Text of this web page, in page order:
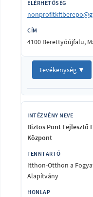
4100 Berettyóújfalu,
Tevékenység ▼
Biztos Pont Fejlesztő
Központ
Itthon-Otthon a
Alapítvány